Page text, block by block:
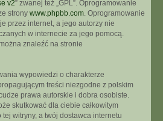
v2” zwanej też „GPL”. Oprogramowanie
strony www.phpbb.com. Oprogramowanie
przez internet, a jego autorzy nie
w internecie za jego pomocą.
znaleźć na stronie
wypowiedzi o charakterze
treści niezgodne z polskim
prawa autorskie i dobra osobiste.
skutkować dla ciebie całkowitym
witryny, a twój dostawca internetu